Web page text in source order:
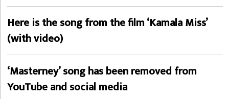
Here is the song from the film ‘Kamala Miss’
(with video)
‘Masterney’ song has been removed from
YouTube and social media